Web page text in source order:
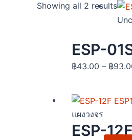
Showing all 2 results
ESP-
฿43.00 – ฿
แผงวงจร
ESP-